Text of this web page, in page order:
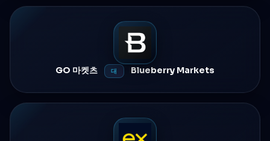
GO 마켓츠 대 Blueberry Markets